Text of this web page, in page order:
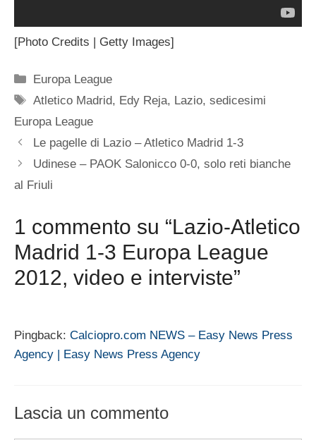
[Photo Credits | Getty Images]
Categorie
Europa League
Tag
Atletico Madrid, Edy Reja, Lazio,sedicesimi
Europa League
Le pagelle di Lazio – Atletico Madrid 1-3
Udinese – PAOK Salonicco 0-0, solo reti bianche
al Friuli
1 commento su “Lazio-Atletico
Madrid 1-3 Europa League
2012, video e interviste”
Pingback: Calciopro.com NEWS – Easy News Press
Agency | Easy News Press Agency
Lascia un commento